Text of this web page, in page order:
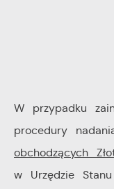
W przypadku
procedury
obchodzących
w Urzędzie